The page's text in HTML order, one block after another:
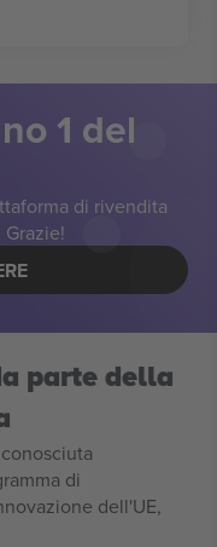
1 del
di rivendita
parte della
di
dell'UE,